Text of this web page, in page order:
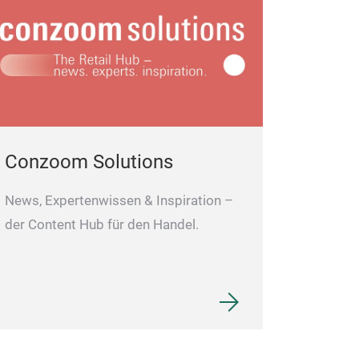
Conzoom Solutions
News, Expertenwissen & Inspiration –
der Content Hub für den Handel.